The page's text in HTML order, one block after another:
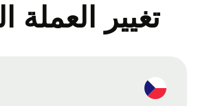
تغيير العملة